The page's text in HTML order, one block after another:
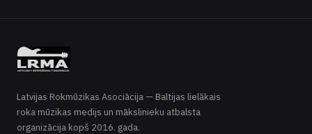
Latvijas Rokmūzikas Asociācija — Baltijas lielākais
roka mūzikas medijs un mākslinieku atbalsta
organizācija kopš 2016. gada.